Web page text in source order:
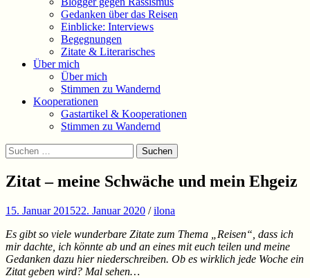
Gedanken über das Reisen
Einblicke: Interviews
Begegnungen
Zitate & Literarisches
Über mich
Über mich
Stimmen zu Wandernd
Kooperationen
Gastartikel & Kooperationen
Stimmen zu Wandernd
Suchen
Suchen
nach:
Zitat – meine Schwäche und mein Ehgeiz
15. Januar 201522. Januar 2020 /ilona
Es gibt so viele wunderbare Zitate zum Thema „Reisen“, dass ich
mir dachte, ich könnte ab und an eines mit euch teilen und meine
Gedanken dazu hier niederschreiben. Ob es wirklich jede Woche ein
Zitat geben wird? Mal sehen…